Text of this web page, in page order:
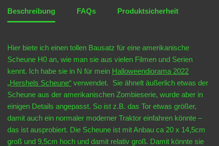
Beschreibung FAQs Produktsicherheit
Hier biete ich einen tollen Bausatz für eine amerikanische
Scheune H0 an, wie man sie aus vielen Filmen und Serien
kennt. Ich habe sie in N für mein Halloweendiorama 2022
„Hershels Scheune“ verwendet. Sie ähnelt äußerlich etwas der
Scheune aus der amerikanischen Zombieserie, wurde aber in
einigen Details angepasst. So ist z.B. das Tor etwas größer,
damit auch ein normaler moderner Traktor einfahren könnte –
das ist ausprobiert. Die Scheune ist mit Anbau ca 20 x 14,5cm
groß und 9,5cm hoch und damit relativ groß. Damit könnte sie